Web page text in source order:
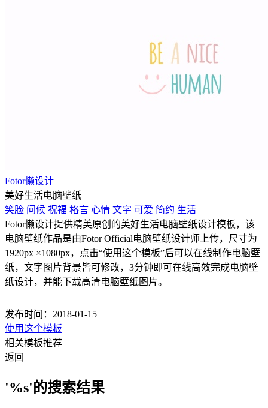
Fotor懒设计
美好生活电脑壁纸
笑脸 问候 祝福 格言 心情 文字 可爱 简约 生活
Fotor懒设计提供精美原创的美好生活电脑壁纸设计模板，该
电脑壁纸作品是由Fotor Official电脑壁纸设计师上传，尺寸为
1920px ×1080px，点击“使用这个模板”后可以在线制作电脑壁
纸，文字图片背景皆可修改，3分钟即可在线高效完成电脑壁
纸设计，并能下载高清电脑壁纸图片。
发布时间：2018-01-15
使用这个模板
相关模板推荐
返回
'%s'的搜索结果